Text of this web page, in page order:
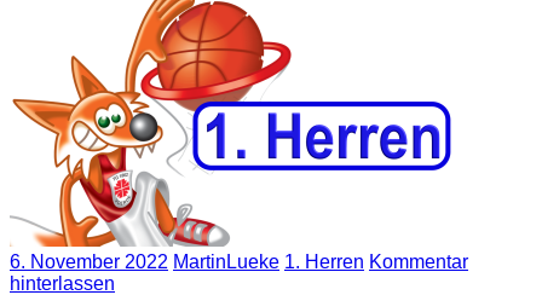
6. November 2022 MartinLueke 1. Herren Kommentar
hinterlassen